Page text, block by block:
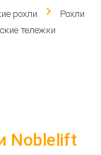
рохли
Рохли
тележки
Noblelift